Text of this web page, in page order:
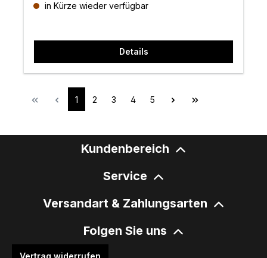
in Kürze wieder verfügbar
Details
Seite
1 Seite
2 Seite
3 Seite
4 Seite
5
Kundenbereich
Service
Versandart & Zahlungsarten
Folgen Sie uns